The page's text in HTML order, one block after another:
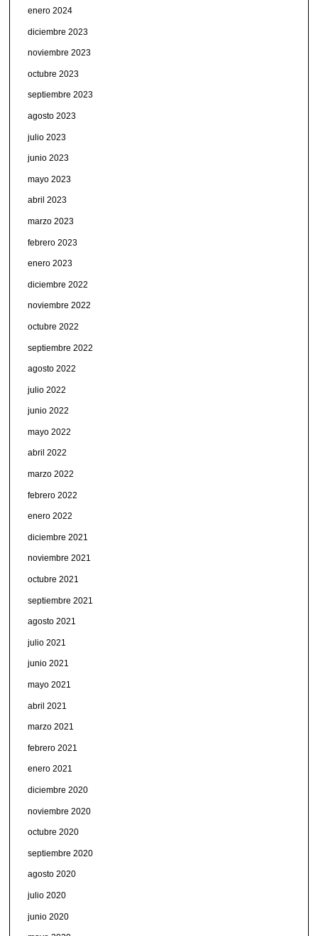
enero 2024
diciembre 2023
noviembre 2023
octubre 2023
septiembre 2023
agosto 2023
julio 2023
junio 2023
mayo 2023
abril 2023
marzo 2023
febrero 2023
enero 2023
diciembre 2022
noviembre 2022
octubre 2022
septiembre 2022
agosto 2022
julio 2022
junio 2022
mayo 2022
abril 2022
marzo 2022
febrero 2022
enero 2022
diciembre 2021
noviembre 2021
octubre 2021
septiembre 2021
agosto 2021
julio 2021
junio 2021
mayo 2021
abril 2021
marzo 2021
febrero 2021
enero 2021
diciembre 2020
noviembre 2020
octubre 2020
septiembre 2020
agosto 2020
julio 2020
junio 2020